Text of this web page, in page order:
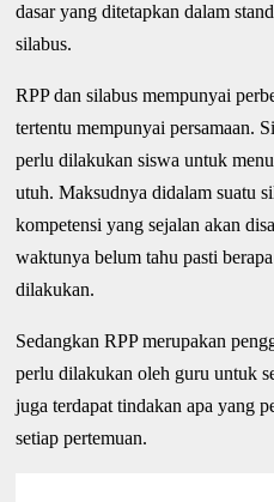
dasar yang ditetapkan dalam
silabus.
RPP dan silabus mempunyai
tertentu mempunyai persamaan.
perlu dilakukan siswa untuk
utuh. Maksudnya didalam suatu
kompetensi yang sejalan akan
waktunya belum tahu pasti
dilakukan.
Sedangkan RPP merupakan
perlu dilakukan oleh guru untuk
juga terdapat tindakan apa yang
setiap pertemuan.